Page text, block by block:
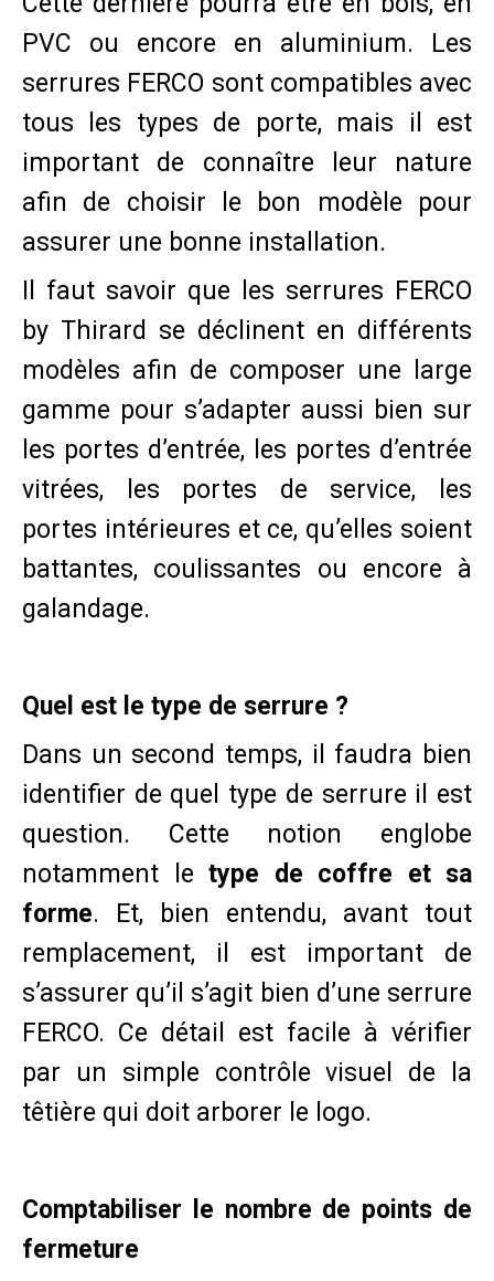
PVC ou encore en aluminium. Les
serrures FERCO sont compatibles avec
tous les types de porte, mais il est
important de connaître leur nature
afin de choisir le bon modèle pour
assurer une bonne installation.
Il faut savoir que les serrures FERCO
by Thirard se déclinent en différents
modèles afin de composer une large
gamme pour s’adapter aussi bien sur
les portes d’entrée, les portes d’entrée
vitrées, les portes de service, les
portes intérieures et ce, qu’elles soient
battantes, coulissantes ou encore à
galandage.
Quel est le type de serrure ?
Dans un second temps, il faudra bien
identifier de quel type de serrure il est
question. Cette notion englobe
notamment le type de coffre et sa
forme. Et, bien entendu, avant tout
remplacement, il est important de
s’assurer qu’il s’agit bien d’une serrure
FERCO. Ce détail est facile à vérifier
par un simple contrôle visuel de la
têtière qui doit arborer le logo.
Comptabiliser le nombre de points de
fermeture